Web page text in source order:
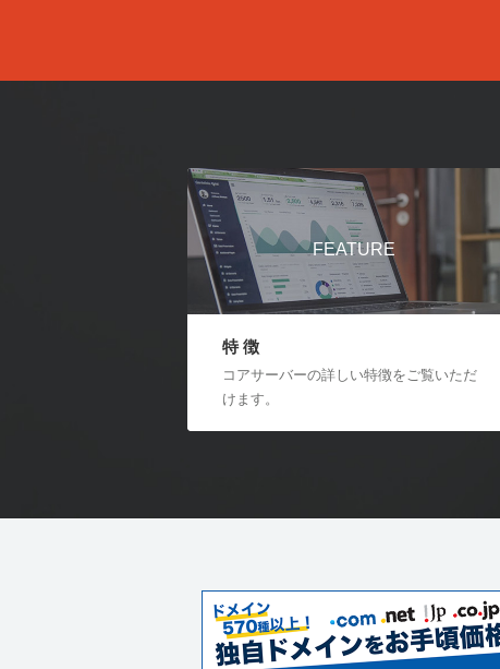
FEATURE
特 徴
コアサーバーの詳しい特徴をご覧いただ
けます。